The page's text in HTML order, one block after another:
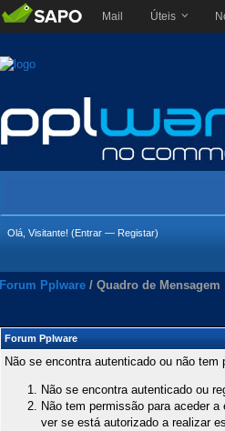
Mail Úteis
Olá, Visitante! (Entrar — Registar)
Forum Pplware / Quadro de Mensagem
Forum Pplware
Não se encontra autenticado ou não
Não se encontra autenticado ou
Não tem permissão para aceder
ver se está autorizado a realizar